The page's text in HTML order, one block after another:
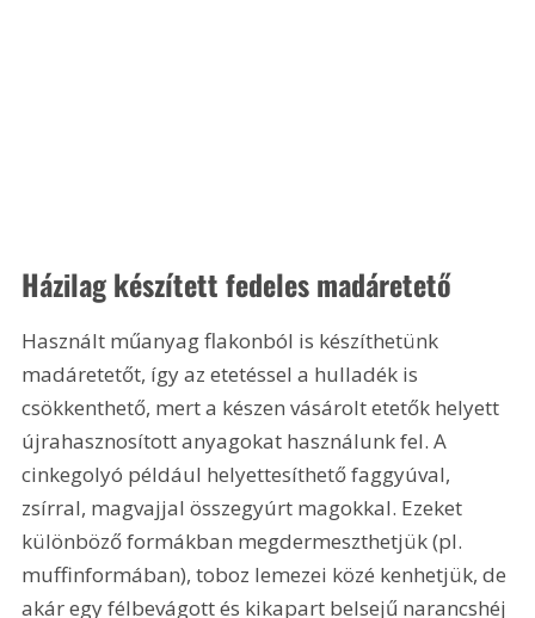
Házilag készített fedeles madáretető
Használt műanyag flakonból is készíthetünk
madáretetőt, így az etetéssel a hulladék is
csökkenthető, mert a készen vásárolt etetők helyett
újrahasznosított anyagokat használunk fel. A
cinkegolyó például helyettesíthető faggyúval,
zsírral, magvajjal összegyúrt magokkal. Ezeket
különböző formákban megdermeszthetjük (pl.
muffinformában), toboz lemezei közé kenhetjük, de
akár egy félbevágott és kikapart belsejű narancshéj